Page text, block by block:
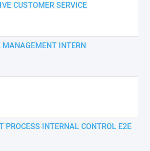
CUSTOMER SERVICE
MANAGEMENT INTERN
PROCESS INTERNAL CONTROL E2E